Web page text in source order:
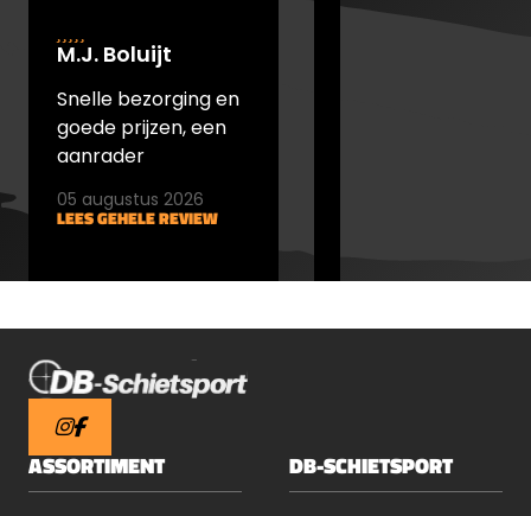
M.J. Boluijt
Snelle bezorging en
goede prijzen, een
aanrader
LEES GEHELE REVIEW
05 augustus 2026
ASSORTIMENT DB-SCHIETSPORT